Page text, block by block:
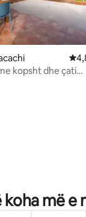
172 vlerësime
kopsht dhe çati
koha më e